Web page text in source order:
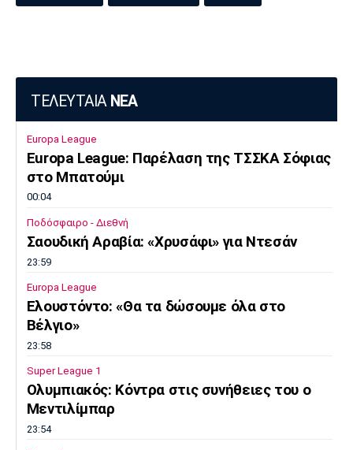
ΤΕΛΕΥΤΑΙΑ ΝΕΑ
Europa League
Europa League: Παρέλαση της ΤΣΣΚΑ Σόφιας
στο Μπατούμι
00:04
Ποδόσφαιρο - Διεθνή
Σαουδική Αραβία: «Χρυσάφι» για Ντεσάν
23:59
Europa League
Ελουστόντο: «Θα τα δώσουμε όλα στο
Βέλγιο»
23:58
Super League 1
Ολυμπιακός: Κόντρα στις συνήθειες του ο
Μεντιλίμπαρ
23:54